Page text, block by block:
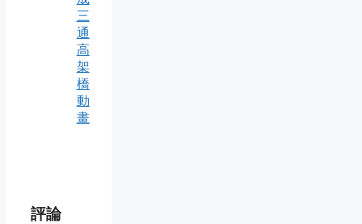
三
通
高
架
橋
動
畫
評論